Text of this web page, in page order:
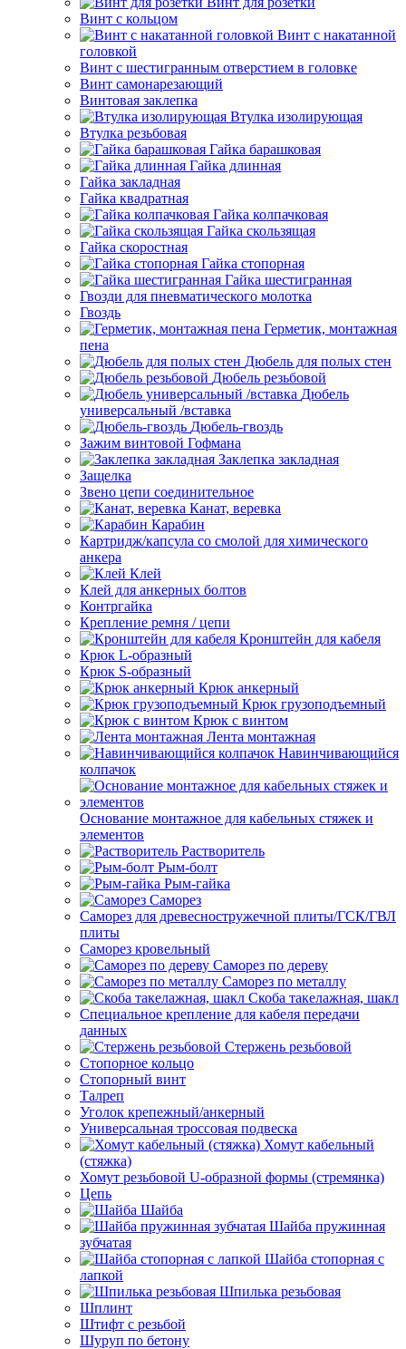
Винт с кольцом
Винт с накатанной
головкой
Винт с шестигранным отверстием в головке
Винт самонарезающий
Винтовая заклепка
Втулка изолирующая
Втулка резьбовая
Гайка барашковая
Гайка длинная
Гайка закладная
Гайка квадратная
Гайка колпачковая
Гайка скользящая
Гайка скоростная
Гайка стопорная
Гайка шестигранная
Гвозди для пневматического молотка
Гвоздь
Герметик, монтажная
пена
Дюбель для полых стен
Дюбель резьбовой
Дюбель
универсальный /вставка
Дюбель-гвоздь
Зажим винтовой Гофмана
Заклепка закладная
Защелка
Звено цепи соединительное
Канат, веревка
Карабин
Картридж/капсула со смолой для химического
анкера
Клей
Клей для анкерных болтов
Контргайка
Крепление ремня / цепи
Кронштейн для кабеля
Крюк L-образный
Крюк S-образный
Крюк анкерный
Крюк грузоподъемный
Крюк с винтом
Лента монтажная
Навинчивающийся
колпачок
Основание монтажное для кабельных стяжек и
элементов
Растворитель
Рым-болт
Рым-гайка
Саморез
Саморез для древесностружечной плиты/ГСК/ГВЛ
плиты
Саморез кровельный
Саморез по дереву
Саморез по металлу
Скоба такелажная, шакл
Специальное крепление для кабеля передачи
данных
Стержень резьбовой
Стопорное кольцо
Стопорный винт
Талреп
Уголок крепежный/анкерный
Универсальная троссовая подвеска
Хомут кабельный
(стяжка)
Хомут резьбовой U-образной формы (стремянка)
Цепь
Шайба
Шайба пружинная
зубчатая
Шайба стопорная с
лапкой
Шпилька резьбовая
Шплинт
Штифт с резьбой
Шуруп по бетону